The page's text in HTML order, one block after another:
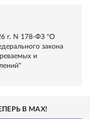
г. N 178-ФЗ "О
закона
и
В MAX!